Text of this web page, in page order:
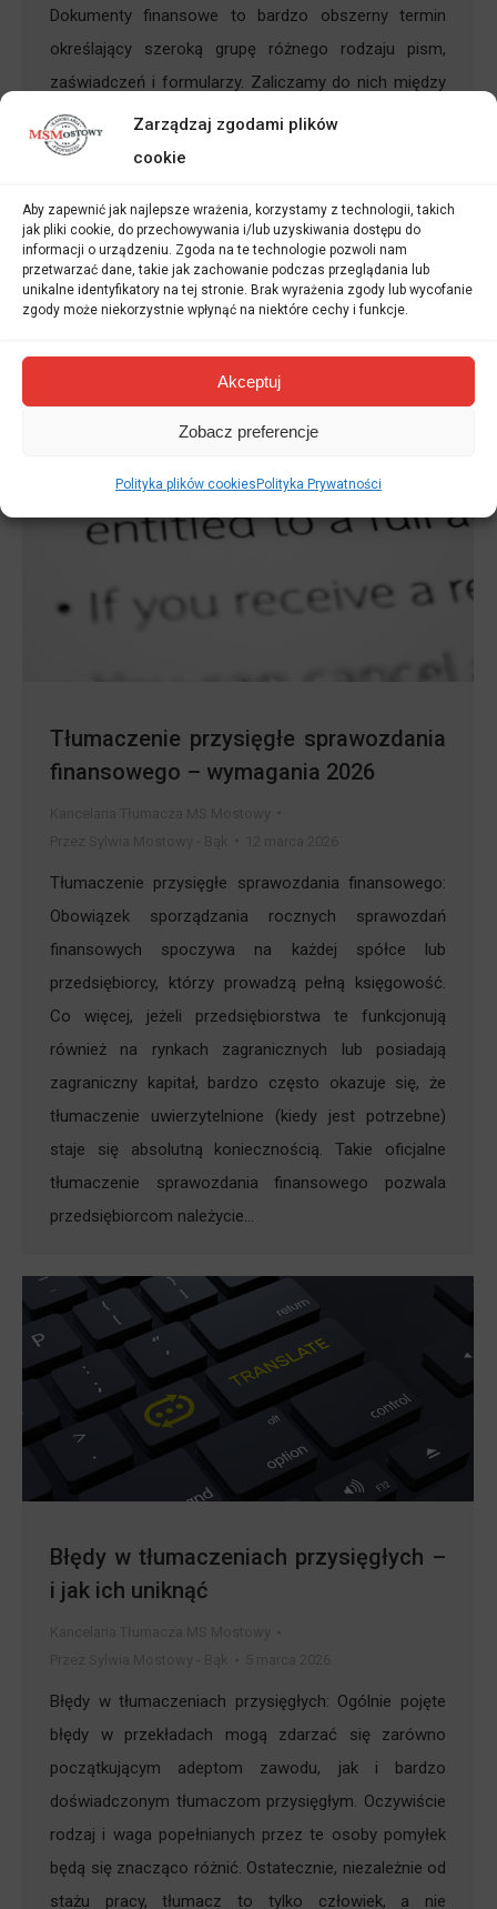
Zarządzaj zgodami plików
cookie
Aby zapewnić jak najlepsze wrażenia, korzystamy z technologii, takich
jak pliki cookie, do przechowywania i/lub uzyskiwania dostępu do
informacji o urządzeniu. Zgoda na te technologie pozwoli nam
przetwarzać dane, takie jak zachowanie podczas przeglądania lub
unikalne identyfikatory na tej stronie. Brak wyrażenia zgody lub wycofanie
zgody może niekorzystnie wpłynąć na niektóre cechy i funkcje.
Akceptuj
Zobacz preferencje
Polityka plików cookies Polityka Prywatności
Dokumenty finansowe to bardzo obszerny termin
określający szeroką grupę różnego rodzaju pism,
zaświadczeń i formularzy. Zaliczamy do nich między
innymi: faktury zakupowe, formularze PIT,
sprawozdania finansowe czy skomplikowane
dokumentów – oraz specyfika ich uwierzytelniania –
zostały już wcześniej szczegółowo opisane na naszej
stronie w dedykowanych im artykułach, takich jak np.…
Tłumaczenie przysięgłe sprawozdania
finansowego – wymagania 2026
Tłumaczenie przysięgłe sprawozdania finansowego:
Obowiązek sporządzania rocznych sprawozdań
finansowych spoczywa na każdej spółce lub
przedsiębiorcy, którzy prowadzą pełną księgowość.
Co więcej, jeżeli przedsiębiorstwa te funkcjonują
również na rynkach zagranicznych lub posiadają
zagraniczny kapitał, bardzo często okazuje się, że
tłumaczenie uwierzytelnione (kiedy jest potrzebne)
staje się absolutną koniecznością. Takie oficjalne
tłumaczenie sprawozdania finansowego pozwala
przedsiębiorcom należycie…
Błędy w tłumaczeniach przysięgłych –
i jak ich uniknąć
Błędy w tłumaczeniach przysięgłych: Ogólnie pojęte
błędy w przekładach mogą zdarzać się zarówno
początkującym adeptom zawodu, jak i bardzo
doświadczonym tłumaczom przysięgłym. Oczywiście
rodzaj i waga popełnianych przez te osoby pomyłek
będą się znacząco różnić. Ostatecznie, niezależnie od
stażu pracy, tłumacz to tylko człowiek, a nie